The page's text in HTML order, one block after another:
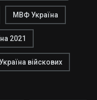
МВФ Україна
2021
війскових